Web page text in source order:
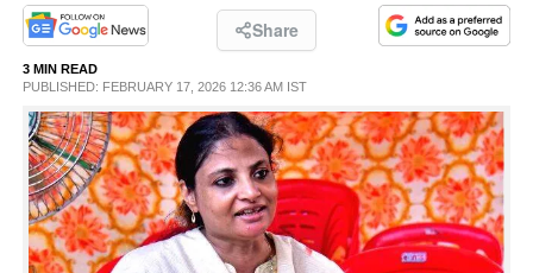
LIFESTYLE
SPIRITUAL
INFO+
Share
3 MIN READ
PUBLISHED: FEBRUARY 17, 2026 12:36 AM IST